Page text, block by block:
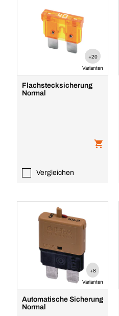
+20
Varianten
Flachstecksicherung
Normal
Vergleichen
+8
Varianten
Automatische Sicherung
Normal